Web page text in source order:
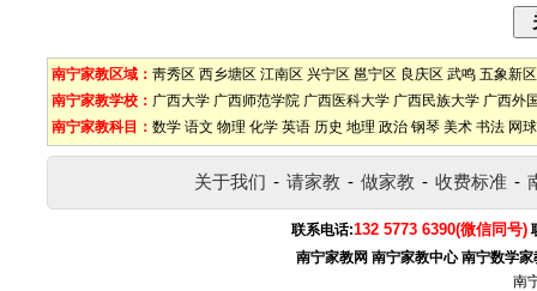
南宁家教区域： 靑秀区 西乡塘区 江南区 兴宁区 邕宁区 良庆区 武鸣 五象新区
南宁家教学校： 广西大学 广西师范学院 广西医科大学 广西民族大学 广西外
南宁家教科目： 数学 语文 物理 化学 英语 历史 地理 政治 钢琴 美术 书法 网球
关于我们 - 请家教 - 做家教 - 收费标准 -
联系电话:132 5773 6390(微信同号)
南宁家教网 南宁家教中心 南宁数学家
南